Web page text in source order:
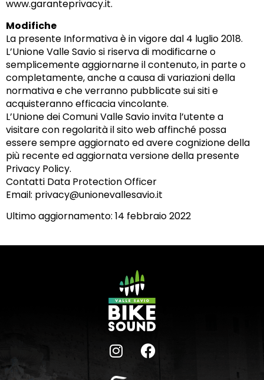
www.garanteprivacy.it.
Modifiche
La presente Informativa è in vigore dal 4 luglio 2018.
L’Unione Valle Savio si riserva di modificarne o
semplicemente aggiornarne il contenuto, in parte o
completamente, anche a causa di variazioni della
normativa e che verranno pubblicate sui siti e
acquisteranno efficacia vincolante.
L’Unione dei Comuni Valle Savio invita l’utente a
visitare con regolarità il sito web affinché possa
essere sempre aggiornato ed avere cognizione della
più recente ed aggiornata versione della presente
Privacy Policy.
Contatti Data Protection Officer
Email: privacy@unionevallesavio.it
Ultimo aggiornamento: 14 febbraio 2022